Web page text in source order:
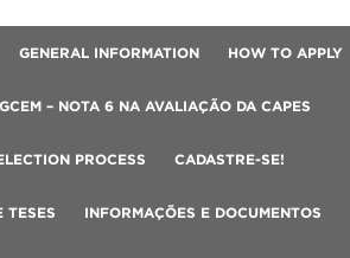
GENERAL INFORMATION HOW TO APPLY
– NOTA 6 NA AVALIAÇÃO DA CAPES
PROCESS CADASTRE-SE!
TESES INFORMAÇÕES E DOCUMENTOS